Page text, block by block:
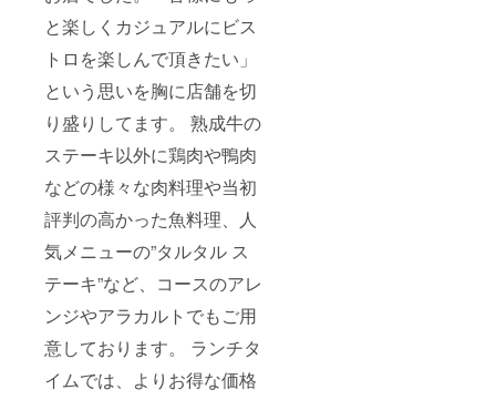
と楽しくカジュアルにビス
トロを楽しんで頂きたい」
という思いを胸に店舗を切
り盛りしてます。 熟成牛の
ステーキ以外に鶏肉や鴨肉
などの様々な肉料理や当初
評判の高かった魚料理、人
気メニューの”タルタル ス
テーキ”など、コースのアレ
ンジやアラカルトでもご用
意しております。 ランチタ
イムでは、よりお得な価格